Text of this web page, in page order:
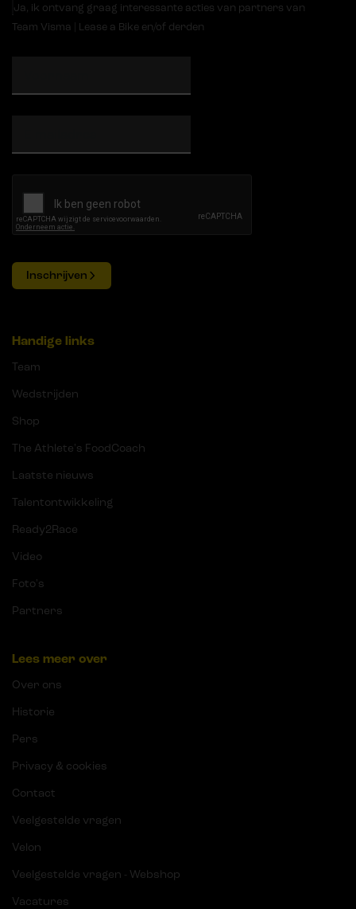
Ja, ik ontvang graag interessante acties van partners van
Team Visma | Lease a Bike en/of derden
Inschrijven
Handige links
Team
Wedstrijden
Shop
The Athlete's FoodCoach
Laatste nieuws
Talentontwikkeling
Ready2Race
Video
Foto's
Partners
Lees meer over
Over ons
Historie
Pers
Privacy & cookies
Contact
Veelgestelde vragen
Velon
Veelgestelde vragen - Webshop
Vacatures